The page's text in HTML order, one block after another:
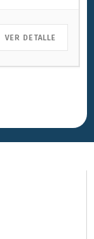
VER DETALLE